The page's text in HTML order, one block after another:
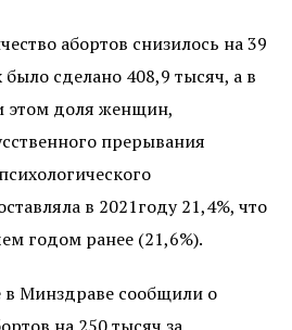
абортов снизилось на 39
сделано 408,9 тысяч, а в
этом доля женщин,
прерывания
в 2021году 21,4%, что
годом ранее (21,6%).
Минздраве сообщили о